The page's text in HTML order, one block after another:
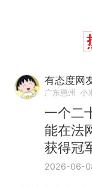
有态度网
广东惠州 小
一个二
能在法
获得冠
2026-06-